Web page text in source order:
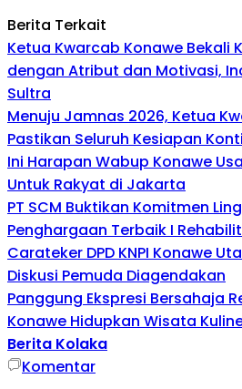
Berita Terkait
Ketua Kwarcab Konawe Bekali
dengan Atribut dan Motivasi,
Sultra
Menuju Jamnas 2026, Ketua
Pastikan Seluruh Kesiapan
Ini Harapan Wabup Konawe
Untuk Rakyat di Jakarta
PT SCM Buktikan Komitmen
Penghargaan Terbaik I
Carateker DPD KNPI Konawe
Diskusi Pemuda Diagendakan
Panggung Ekspresi Bersahaja
Konawe Hidupkan Wisata
Berita Kolaka
Komentar